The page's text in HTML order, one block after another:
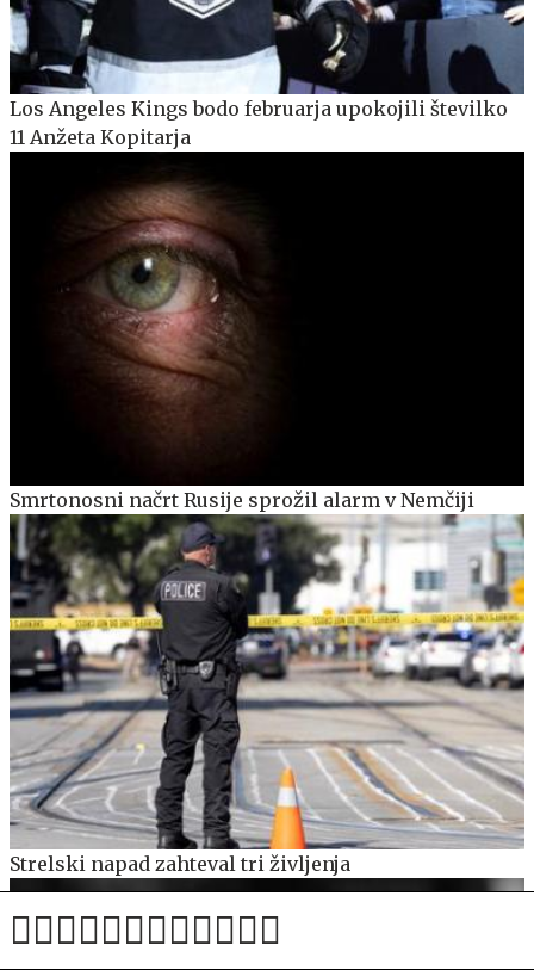
Los Angeles Kings bodo februarja upokojili številko
11 Anžeta Kopitarja
Smrtonosni načrt Rusije sprožil alarm v Nemčiji
Strelski napad zahteval tri življenja